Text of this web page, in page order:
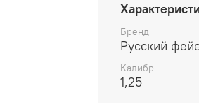
Бренд
Русский
Калибр
1,25